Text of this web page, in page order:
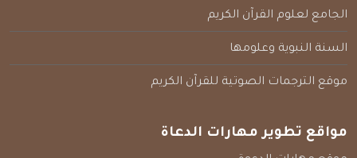
الجامع لعلوم القرآن الكريم
السنة النبوية وعلومها
موقع الترجمات الصوتية للقرآن الكريم
مواقع تطوير مهارات الدعاة